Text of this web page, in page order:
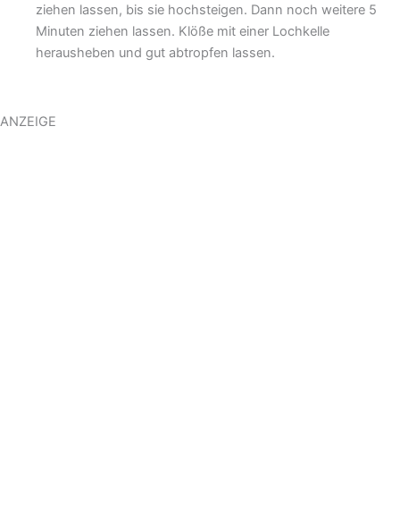
ziehen lassen, bis sie hochsteigen. Dann noch weitere 5
Minuten ziehen lassen. Klöße mit einer Lochkelle
herausheben und gut abtropfen lassen.
ANZEIGE